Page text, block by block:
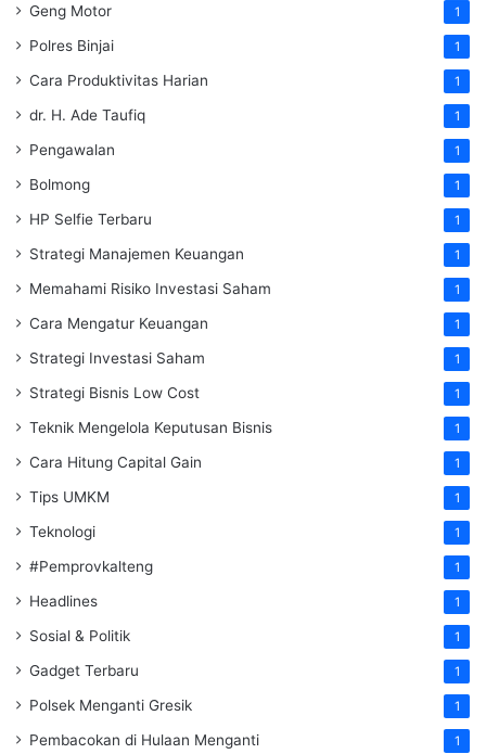
Geng Motor 1
Polres Binjai 1
Cara Produktivitas Harian 1
dr. H. Ade Taufiq 1
Pengawalan 1
Bolmong 1
HP Selfie Terbaru 1
Strategi Manajemen Keuangan 1
Memahami Risiko Investasi Saham 1
Cara Mengatur Keuangan 1
Strategi Investasi Saham 1
Strategi Bisnis Low Cost 1
Teknik Mengelola Keputusan Bisnis 1
Cara Hitung Capital Gain 1
Tips UMKM 1
Teknologi 1
#Pemprovkalteng 1
Headlines 1
Sosial & Politik 1
Gadget Terbaru 1
Polsek Menganti Gresik 1
Pembacokan di Hulaan Menganti 1